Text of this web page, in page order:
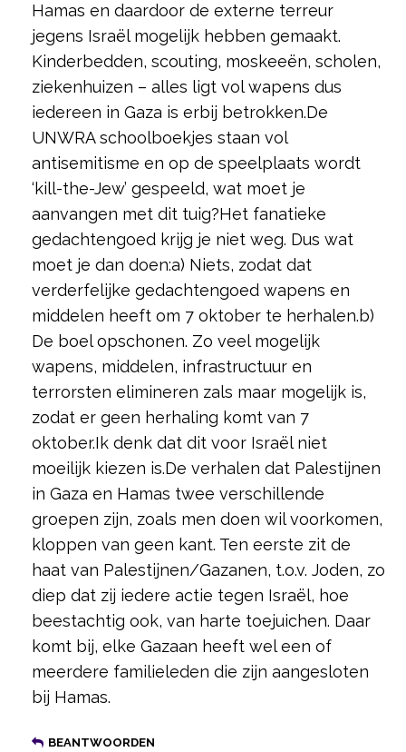
Hamas en daardoor de externe terreur
jegens Israël mogelijk hebben gemaakt.
Kinderbedden, scouting, moskeeën, scholen,
ziekenhuizen – alles ligt vol wapens dus
iedereen in Gaza is erbij betrokken.De
UNWRA schoolboekjes staan vol
antisemitisme en op de speelplaats wordt
‘kill-the-Jew’ gespeeld, wat moet je
aanvangen met dit tuig?Het fanatieke
gedachtengoed krijg je niet weg. Dus wat
moet je dan doen:a) Niets, zodat dat
verderfelijke gedachtengoed wapens en
middelen heeft om 7 oktober te herhalen.b)
De boel opschonen. Zo veel mogelijk
wapens, middelen, infrastructuur en
terrorsten elimineren zals maar mogelijk is,
zodat er geen herhaling komt van 7
oktober.Ik denk dat dit voor Israël niet
moeilijk kiezen is.De verhalen dat Palestijnen
in Gaza en Hamas twee verschillende
groepen zijn, zoals men doen wil voorkomen,
kloppen van geen kant. Ten eerste zit de
haat van Palestijnen/Gazanen, t.o.v. Joden, zo
diep dat zij iedere actie tegen Israël, hoe
beestachtig ook, van harte toejuichen. Daar
komt bij, elke Gazaan heeft wel een of
meerdere familieleden die zijn aangesloten
bij Hamas.
BEANTWOORDEN